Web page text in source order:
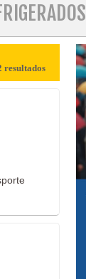
resultados